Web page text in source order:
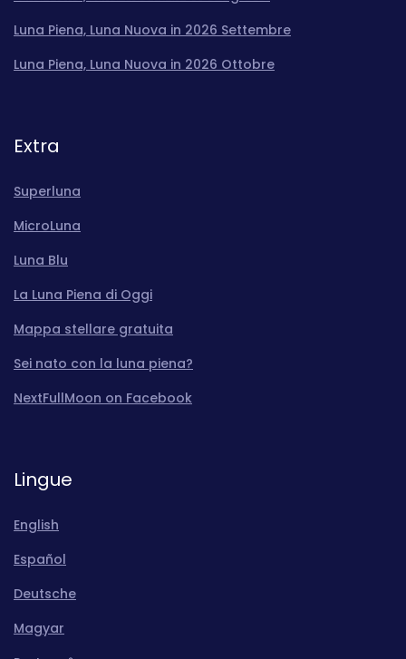
Luna Piena, Luna Nuova in 2026 Settembre
Luna Piena, Luna Nuova in 2026 Ottobre
Extra
Superluna
MicroLuna
Luna Blu
La Luna Piena di Oggi
Mappa stellare gratuita
Sei nato con la luna piena?
NextFullMoon on Facebook
Lingue
English
Español
Deutsche
Magyar